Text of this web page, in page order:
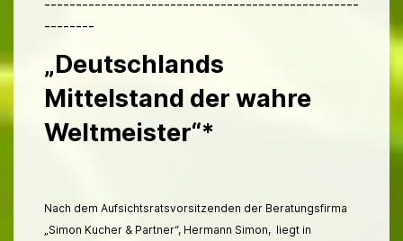
--------------------------------------------------
--------
„Deutschlands
Mittelstand der wahre
Weltmeister“*
Nach dem Aufsichtsratsvorsitzenden der Beratungsfirma
„Simon Kucher & Partner“, Hermann Simon, liegt in